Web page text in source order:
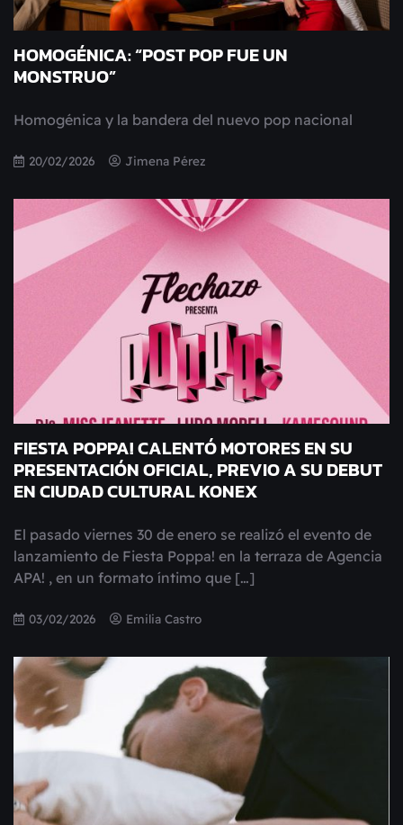
HOMOGÉNICA: “POST POP FUE UN
MONSTRUO”
Homogénica y la bandera del nuevo pop nacional
20/02/2026 Jimena Pérez
FIESTA POPPA! CALENTÓ MOTORES EN SU
PRESENTACIÓN OFICIAL, PREVIO A SU DEBUT
EN CIUDAD CULTURAL KONEX
El pasado viernes 30 de enero se realizó el evento de
lanzamiento de Fiesta Poppa! en la terraza de Agencia
APA! , en un formato íntimo que […]
03/02/2026 Emilia Castro